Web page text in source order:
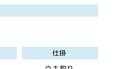
仕掛